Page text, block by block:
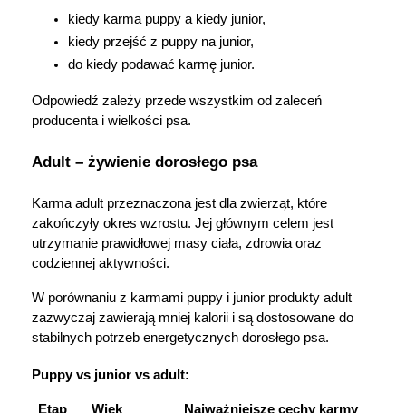
kiedy karma puppy a kiedy junior,
kiedy przejść z puppy na junior,
do kiedy podawać karmę junior.
Odpowiedź zależy przede wszystkim od zaleceń
producenta i wielkości psa.
Adult – żywienie dorosłego psa
Karma adult przeznaczona jest dla zwierząt, które
zakończyły okres wzrostu. Jej głównym celem jest
utrzymanie prawidłowej masy ciała, zdrowia oraz
codziennej aktywności.
W porównaniu z karmami puppy i junior produkty adult
zazwyczaj zawierają mniej kalorii i są dostosowane do
stabilnych potrzeb energetycznych dorosłego psa.
Puppy vs junior vs adult:
Etap Wiek Najważniejsze cechy karmy